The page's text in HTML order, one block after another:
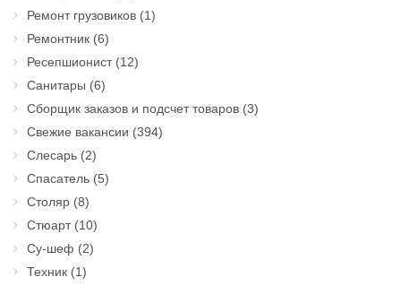
Ремонт грузовиков (1)
Ремонтник (6)
Ресепшионист(12)
Санитары (6)
Сборщик заказов и подсчет товаров (3)
Свежие вакансии (394)
Слесарь (2)
Спасатель (5)
Столяр (8)
Стюарт(10)
Су-шеф (2)
Техник (1)